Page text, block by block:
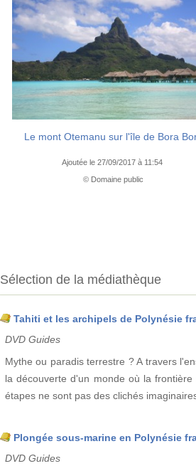
Le mont Otemanu sur l'île de Bora
Ajoutée le 27/09/2017 à 11:54
© Domaine public
Sélection de la médiathèque
Tahiti et les archipels de Polynésie
DVD Guides
Mythe ou paradis terrestre ? A travers
la découverte d'un monde où la
étapes ne sont pas des clichés
Plongée sous-marine en Polynésie
DVD Guides